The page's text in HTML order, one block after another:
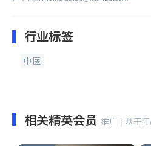
行业标签
中医
相关精英会员 推广 | 基于